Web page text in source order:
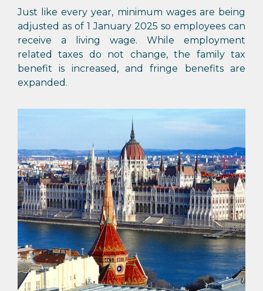
Just like every year, minimum wages are being
adjusted as of 1 January 2025 so employees can
receive a living wage. While employment
related taxes do not change, the family tax
benefit is increased, and fringe benefits are
expanded.